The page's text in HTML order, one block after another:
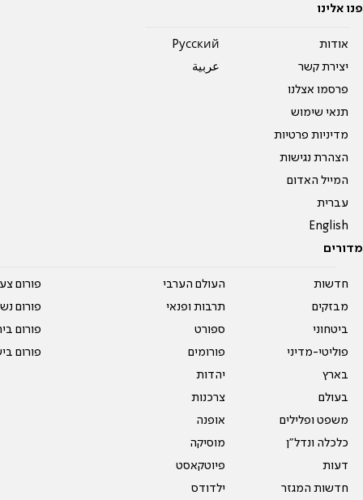
פנו אלינו
אודות
יצירת קשר
פרסמו אצלנו
תנאי שימוש
מדיניות פרטיות
הצהרת נגישות
המייל האדום
עברית
English
Pусский
عربية
מדורים
חדשות
מבזקים
ביטחוני
פוליטי-מדיני
בארץ
בעולם
משפט ופלילים
כלכלה ונדל"ן
דעות
חדשות המגזר
העולם הערבי
תרבות ופנאי
ספורט
פורומים
יהדות
צרכנות
אופנה
מוסיקה
פיוטקאסט
ילדודס
פורום
פורום
פורום
פורום